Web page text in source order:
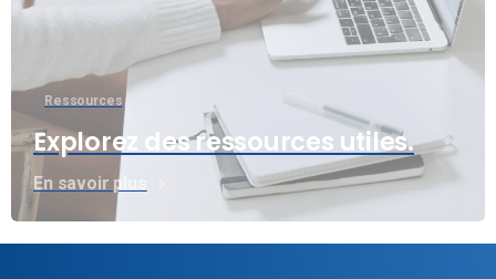
Ressources
Explorez des ressources utiles.
En savoir plus